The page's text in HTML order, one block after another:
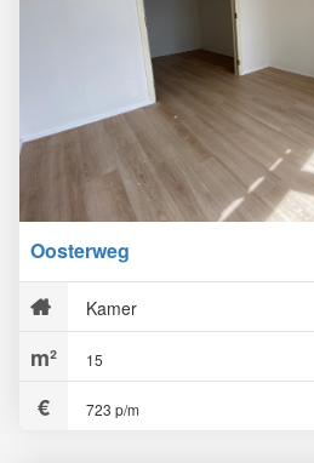
Oosterweg
Kamer
15
723 p/m